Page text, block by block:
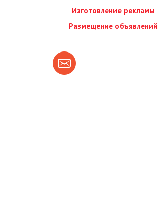
Изготовление рекламы
Размещение объявлений